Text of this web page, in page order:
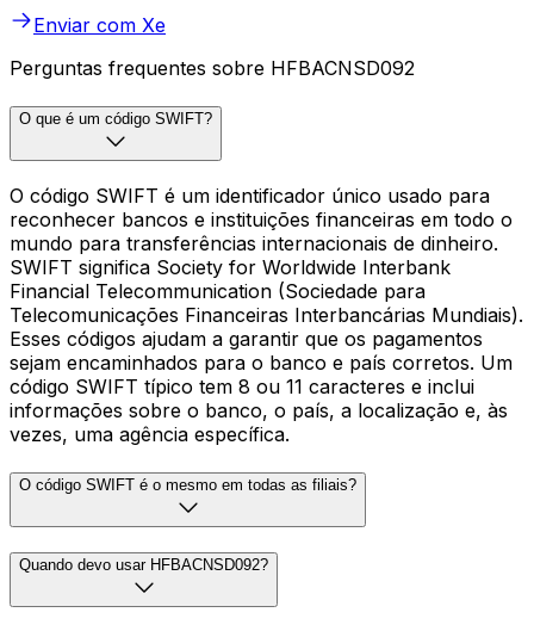
Enviar com Xe
Perguntas frequentes sobre HFBACNSD092
O que é um código SWIFT?
O código SWIFT é um identificador único usado para
reconhecer bancos e instituições financeiras em todo o
mundo para transferências internacionais de dinheiro.
SWIFT significa Society for Worldwide Interbank
Financial Telecommunication (Sociedade para
Telecomunicações Financeiras Interbancárias Mundiais).
Esses códigos ajudam a garantir que os pagamentos
sejam encaminhados para o banco e país corretos. Um
código SWIFT típico tem 8 ou 11 caracteres e inclui
informações sobre o banco, o país, a localização e, às
vezes, uma agência específica.
O código SWIFT é o mesmo em todas as filiais?
Quando devo usar HFBACNSD092?